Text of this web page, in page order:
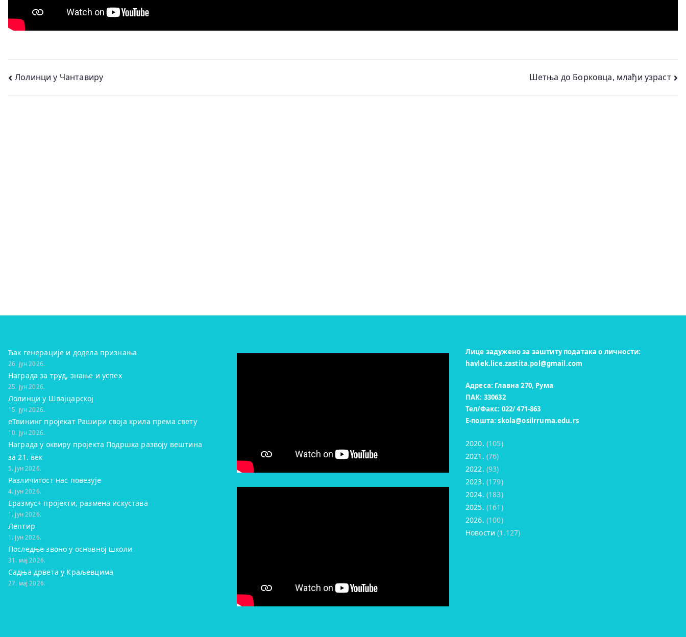
Кретање
чланка
Лолинци у Чантавиру Шетња до Борковца, млађи узраст
Ђак генерације и додела признања
26. јун 2026.
Награда за труд, знање и успех
25. јун 2026.
Лолинци у Швајцарској
15. јун 2026.
eТвининг пројекат Рашири своја крила према свету
10. јун 2026.
Награда у оквиру пројекта Подршка развоју вештина
за 21. век
5. јун 2026.
Различитост нас повезује
4. јун 2026.
Еразмус+ пројекти, размена искустава
1. јун 2026.
Лептир
1. јун 2026.
Последње звоно у основној школи
31. мај 2026.
Садња дрвета у Краљевцима
27. мај 2026.
Лице задужено за заштиту података о личности:
havlek.lice.zastita.pol@gmail.com
Адреса: Главна 270, Рума
ПАК: 330632
Тел/Факс: 022/ 471-863
Е-пошта:skola@osilrruma.edu.rs
2020. (105)
2021. (76)
2022. (93)
2023. (179)
2024. (183)
2025. (161)
2026. (100)
Новости (1.127)